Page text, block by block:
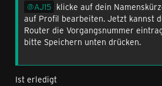
AJ15 klicke auf dein
auf Profil bearbeiten. Jetzt kannst
Router die Vorgangsnummer
bitte Speichern unten drücken.
Ist erledigt